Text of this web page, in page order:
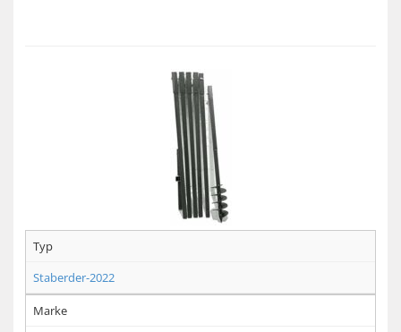
Typ
Staberder-2022
Marke